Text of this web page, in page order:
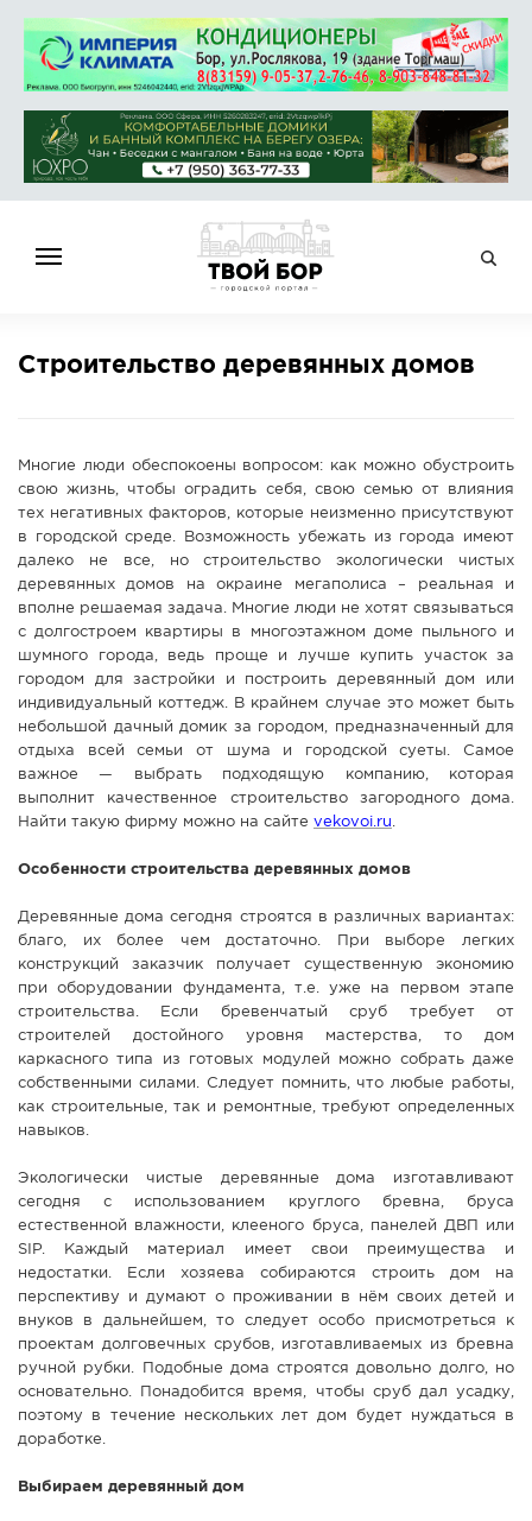
НОВОСТИ
РАБОТА
АФИША
СПРАВКА
КОНКУРСЫ
СТАТЬИ
ГОЛОСОВАНИЯ
ПРЕДЛОЖИТЬ НОВОСТЬ
Строительство деревянных домов
Многие люди обеспокоены вопросом: как можно обустроить
свою жизнь, чтобы оградить себя, свою семью от влияния
тех негативных факторов, которые неизменно присутствуют
в городской среде. Возможность убежать из города имеют
далеко не все, но строительство экологически чистых
деревянных домов на окраине мегаполиса – реальная и
вполне решаемая задача. Многие люди не хотят связываться
с долгостроем квартиры в многоэтажном доме пыльного и
шумного города, ведь проще и лучше купить участок за
городом для застройки и построить деревянный дом или
индивидуальный коттедж. В крайнем случае это может быть
небольшой дачный домик за городом, предназначенный для
отдыха всей семьи от шума и городской суеты. Самое
важное — выбрать подходящую компанию, которая
выполнит качественное строительство загородного дома.
Найти такую фирму можно на сайте vekovoi.ru
Особенности строительства деревянных домов
Деревянные дома сегодня строятся в различных вариантах:
благо, их более чем достаточно. При выборе легких
конструкций заказчик получает существенную экономию
при оборудовании фундамента, т.е. уже на первом этапе
строительства. Если бревенчатый сруб требует от
строителей достойного уровня мастерства, то дом
каркасного типа из готовых модулей можно собрать даже
собственными силами. Следует помнить, что любые работы,
как строительные, так и ремонтные, требуют определенных
навыков.
Экологически чистые деревянные дома изготавливают
сегодня с использованием круглого бревна, бруса
естественной влажности, клееного бруса, панелей ДВП или
SIP. Каждый материал имеет свои преимущества и
недостатки. Если хозяева собираются строить дом на
перспективу и думают о проживании в нём своих детей и
внуков в дальнейшем, то следует особо присмотреться к
проектам долговечных срубов, изготавливаемых из бревна
ручной рубки. Подобные дома строятся довольно долго, но
основательно. Понадобится время, чтобы сруб дал усадку,
поэтому в течение нескольких лет дом будет нуждаться в
доработке.
Выбираем деревянный дом